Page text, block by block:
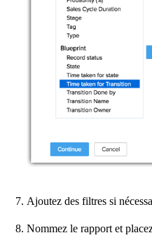
Ajoutez des filtres si
Nommez le rapport et